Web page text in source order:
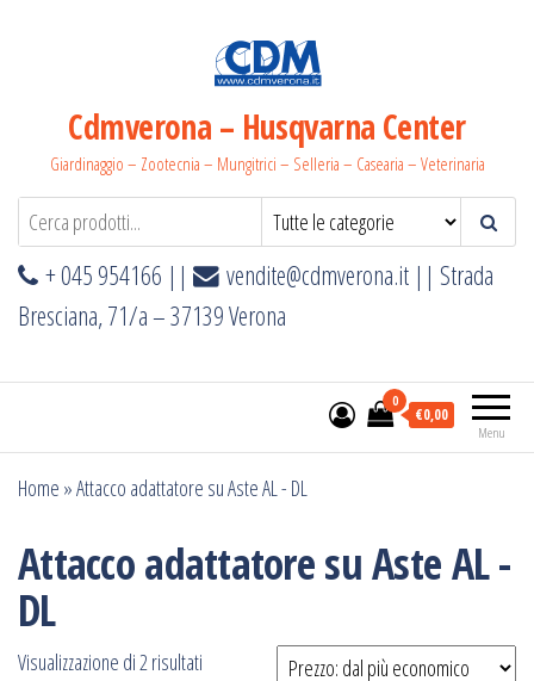
Cdmverona – Husqvarna Center
Giardinaggio – Zootecnia – Mungitrici – Selleria – Casearia – Veterinaria
+ 045 954166 || vendite@cdmverona.it || Strada
Bresciana, 71/a – 37139 Verona
Menu
0
€0,00
Home »Attacco adattatore su Aste AL - DL
Attacco adattatore su Aste AL -
DL
Visualizzazione di 2 risultati